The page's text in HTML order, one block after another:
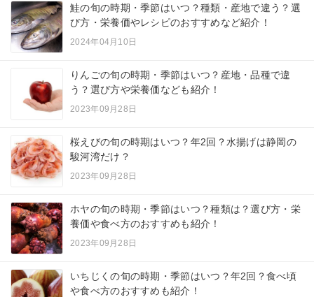
鮭の旬の時期・季節はいつ？種類・産地で違う？選
び方・栄養価やレシピのおすすめなど紹介！
2024年04月10日
りんごの旬の時期・季節はいつ？産地・品種で違
う？選び方や栄養価なども紹介！
2023年09月28日
桜えびの旬の時期はいつ？年2回？水揚げは静岡の
駿河湾だけ？
2023年09月28日
ホヤの旬の時期・季節はいつ？種類は？選び方・栄
養価や食べ方のおすすめも紹介！
2023年09月28日
いちじくの旬の時期・季節はいつ？年2回？食べ頃
や食べ方のおすすめも紹介！